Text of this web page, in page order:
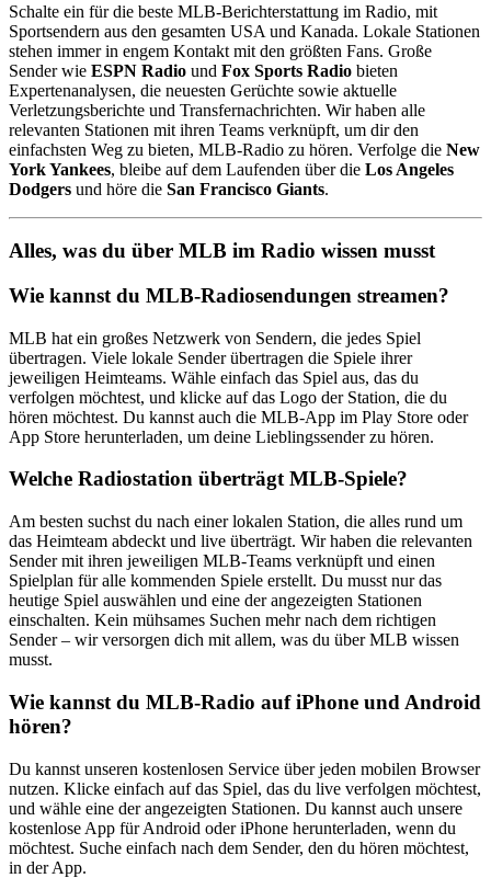
Schalte ein für die beste MLB-Berichterstattung im Radio, mit
Sportsendern aus den gesamten USA und Kanada. Lokale Stationen
stehen immer in engem Kontakt mit den größten Fans. Große
Sender wie ESPN Radio und Fox Sports Radio bieten
Expertenanalysen, die neuesten Gerüchte sowie aktuelle
Verletzungsberichte und Transfernachrichten. Wir haben alle
relevanten Stationen mit ihren Teams verknüpft, um dir den
einfachsten Weg zu bieten, MLB-Radio zu hören. Verfolge die New
York Yankees, bleibe auf dem Laufenden über die Los Angeles
Dodgers und höre die San Francisco Giants.
Alles, was du über MLB im Radio wissen musst
Wie kannst du MLB-Radiosendungen streamen?
MLB hat ein großes Netzwerk von Sendern, die jedes Spiel
übertragen. Viele lokale Sender übertragen die Spiele ihrer
jeweiligen Heimteams. Wähle einfach das Spiel aus, das du
verfolgen möchtest, und klicke auf das Logo der Station, die du
hören möchtest. Du kannst auch die MLB-App im Play Store oder
App Store herunterladen, um deine Lieblingssender zu hören.
Welche Radiostation überträgt MLB-Spiele?
Am besten suchst du nach einer lokalen Station, die alles rund um
das Heimteam abdeckt und live überträgt. Wir haben die relevanten
Sender mit ihren jeweiligen MLB-Teams verknüpft und einen
Spielplan für alle kommenden Spiele erstellt. Du musst nur das
heutige Spiel auswählen und eine der angezeigten Stationen
einschalten. Kein mühsames Suchen mehr nach dem richtigen
Sender – wir versorgen dich mit allem, was du über MLB wissen
musst.
Wie kannst du MLB-Radio auf iPhone und Android
hören?
Du kannst unseren kostenlosen Service über jeden mobilen Browser
nutzen. Klicke einfach auf das Spiel, das du live verfolgen möchtest,
und wähle eine der angezeigten Stationen. Du kannst auch unsere
kostenlose App für Android oder iPhone herunterladen, wenn du
möchtest. Suche einfach nach dem Sender, den du hören möchtest,
in der App.